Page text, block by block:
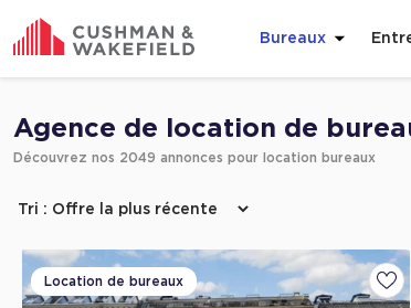
Bureaux
Agence de location de
Découvrez nos 2049 annonces pour location bureaux
Location de bureaux